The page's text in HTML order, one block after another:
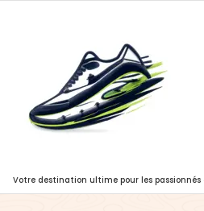
Votre destination ultime pour les passionnés